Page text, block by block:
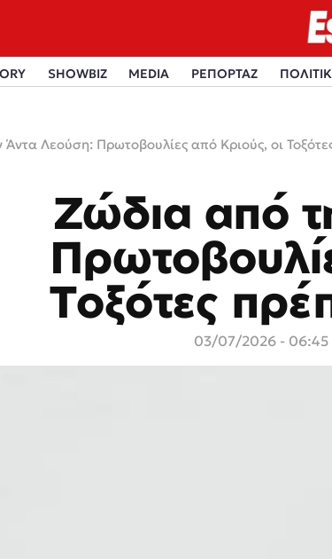
SHOWBIZ MEDIA ΡΕΠΟΡΤΑΖ
Λεούση: Πρωτοβουλίες από Κριούς, οι
Ζώδια από
Τοξότες
03/07/2026 - 06:45